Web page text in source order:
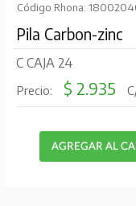
Código Rhona:
Pila Carbon-zinc
C CAJA 24
Precio: $ 2.935